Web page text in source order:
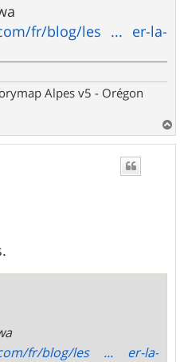
fr/blog/les ... er-la-
Alpes v5 - Orégon
a
fr/blog/les ... er-la-